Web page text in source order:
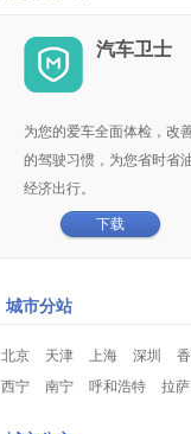
汽车卫士
为您的爱车全面体检，改
的驾驶习惯，为您省时省
经济出行。
下载
城市分站
北京 天津 上海 深圳
西宁
南宁 呼和浩特 拉萨